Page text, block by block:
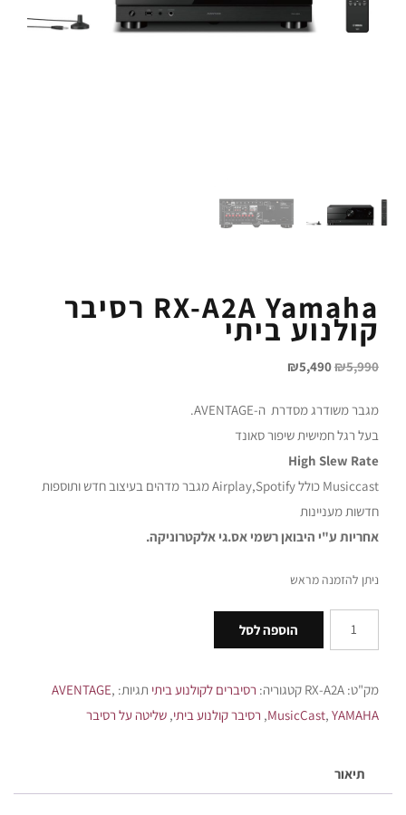
RX-A2A Yamaha רסיבר
קולנוע ביתי
₪5,990
₪5,490
מגבר משודרג מסדרת ה-AVENTAGE.
בעל רגל חמישית שיפור סאונד
High Slew Rate
Musiccast כולל Airplay,Spotify מגבר מדהים בעיצוב חדש ותוספות
חדשות מעניינות
אחריות ע"י היבואן רשמי אס.גי אלקטרוניקה.
ניתן להזמנה מראש
הוספה לסל
מק"ט: RX-A2A קטגוריה: רסיברים לקולנוע ביתי תגיות: AVENTAGE,
MusicCast, YAMAHA
, רסיבר קולנוע ביתי, שליטה על רסיבר
תיאור